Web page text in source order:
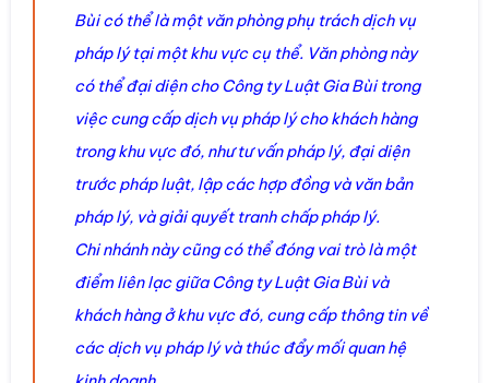
Bùi có thể là một văn phòng phụ trách dịch vụ
pháp lý tại một khu vực cụ thể. Văn phòng này
có thể đại diện cho Công ty Luật Gia Bùi trong
việc cung cấp dịch vụ pháp lý cho khách hàng
trong khu vực đó, như tư vấn pháp lý, đại diện
trước pháp luật, lập các hợp đồng và văn bản
pháp lý, và giải quyết tranh chấp pháp lý.
Chi nhánh này cũng có thể đóng vai trò là một
điểm liên lạc giữa Công ty Luật Gia Bùi và
khách hàng ở khu vực đó, cung cấp thông tin về
các dịch vụ pháp lý và thúc đẩy mối quan hệ